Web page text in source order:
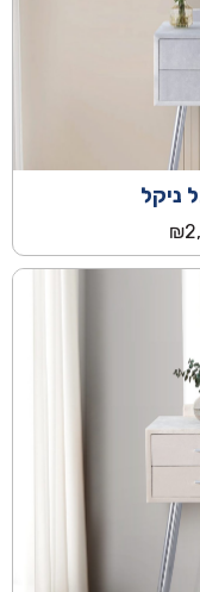
ניקל
₪
הנוכחי
הוא: